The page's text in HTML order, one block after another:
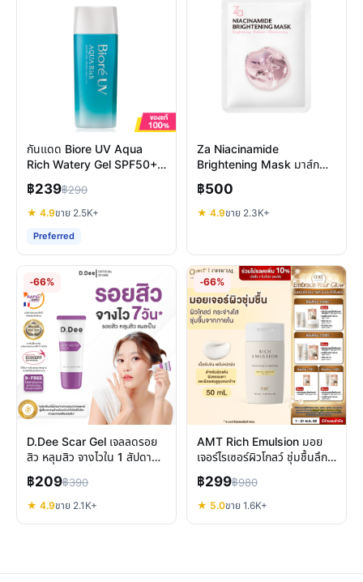
กันแดด Biore UV Aqua
Rich Watery Gel SPF50+
PA++++ รีวิวสูตรไหนดีที่สุด
฿239฿290
★ 4.9ขาย 2.5K+
Preferred
Za Niacinamide
Brightening Mask มาส์ก
หน้าใส บำรุงผิวหมองคล้ำให้
กระจ่างใส
฿500
★ 4.9ขาย 2.3K+
-66%
D.Dee Scar Gel เจลลดรอย
สิว หลุมสิว จางไวใน 1 สัปดาห์
พัฒนาโดยผู้เชี่ยวชาญ
฿209฿390
★ 4.9ขาย 2.1K+
-66%
AMT Rich Emulsion มอย
เจอร์ไรเซอร์ผิวโกลว์ ชุ่มชื้นลึก
ลดริ้วรอย ผิวแห้งผสม
฿299฿980
★ 5.0ขาย 1.6K+